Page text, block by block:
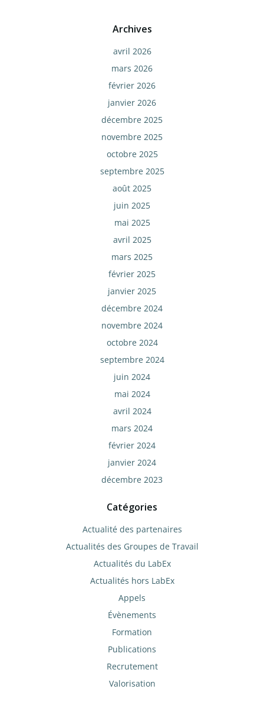
Archives
avril 2026
mars 2026
février 2026
janvier 2026
décembre 2025
novembre 2025
octobre 2025
septembre 2025
août 2025
juin 2025
mai 2025
avril 2025
mars 2025
février 2025
janvier 2025
décembre 2024
novembre 2024
octobre 2024
septembre 2024
juin 2024
mai 2024
avril 2024
mars 2024
février 2024
janvier 2024
décembre 2023
Catégories
Actualité des partenaires
Actualités des Groupes de Travail
Actualités du LabEx
Actualités hors LabEx
Appels
Évènements
Formation
Publications
Recrutement
Valorisation